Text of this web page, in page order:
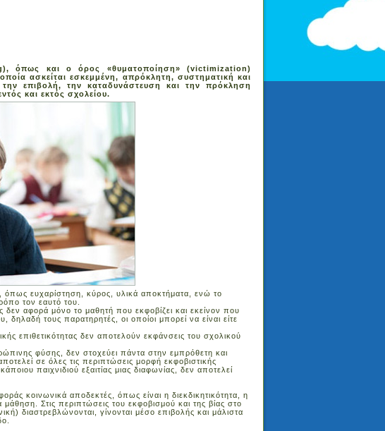
όπως και ο όρος «θυματοποίηση» (victimization)
ασκείται εσκεμμένη, απρόκλητη, συστηματική και
επιβολή, την καταδυνάστευση και την πρόκληση
και εκτός σχολείου.
όπως ευχαρίστηση, κύρος, υλικά αποκτήματα, ενώ το
τον εαυτό του.
δεν αφορά μόνο το μαθητή που εκφοβίζει και εκείνον που
τους παρατηρητές, οι οποίοι μπορεί να είναι είτε
επιθετικότητας δεν αποτελούν εκφάνσεις του σχολικού
φύσης, δεν στοχεύει πάντα στην εμπρόθετη και
σε όλες τις περιπτώσεις μορφή εκφοβιστικής
παιχνιδιού εξαιτίας μιας διαφωνίας, δεν αποτελεί
κοινωνικά αποδεκτές, όπως είναι η διεκδικητικότητα, η
Στις περιπτώσεις του εκφοβισμού και της βίας στο
διαστρεβλώνονται, γίνονται μέσο επιβολής και μάλιστα